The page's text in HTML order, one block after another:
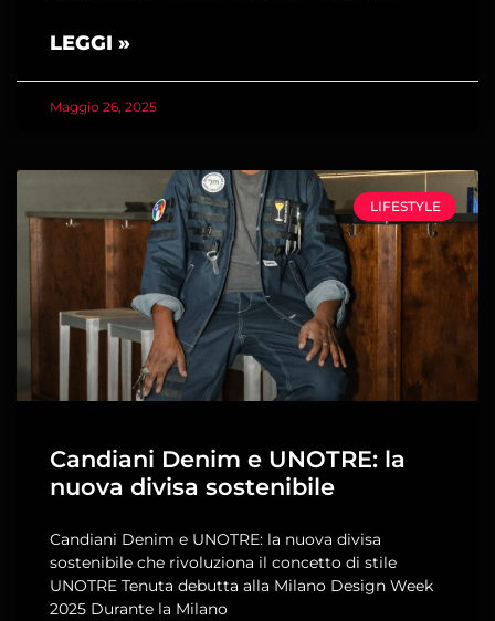
LEGGI »
Maggio 26, 2025
LIFESTYLE
Candiani Denim e UNOTRE: la
nuova divisa sostenibile
Candiani Denim e UNOTRE: la nuova divisa
sostenibile che rivoluziona il concetto di stile
UNOTRE Tenuta debutta alla Milano Design Week
2025 Durante la Milano